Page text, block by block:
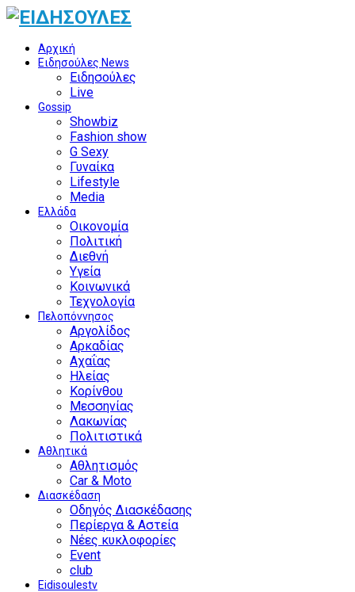
Αρχική
Ειδησούλες News
Ειδησούλες
Live
Gossip
Showbiz
Fashion show
G Sexy
Γυναίκα
Lifestyle
Media
Ελλάδα
Οικονομία
Πολιτική
Διεθνή
Υγεία
Κοινωνικά
Τεχνολογία
Πελοπόννησος
Αργολίδος
Αρκαδίας
Αχαΐας
Ηλείας
Κορίνθου
Μεσσηνίας
Λακωνίας
Πολιτιστικά
Αθλητικά
Αθλητισμός
Car & Moto
Διασκέδαση
Οδηγός Διασκέδασης
Περίεργα & Αστεία
Νέες κυκλοφορίες
Event
club
Eidisoulestv